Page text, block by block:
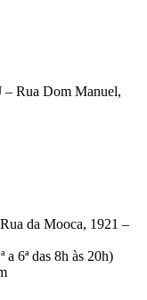
– Rua Dom Manuel,
da Mooca, 1921 –
6ª das 8h às 20h)